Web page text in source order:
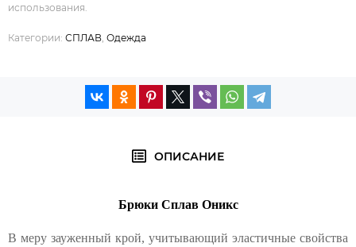
использования.
Категории: СПЛАВ Одежда
ОПИСАНИЕ
Брюки Сплав Оникс
В меру зауженный крой, учитывающий эластичные свойства